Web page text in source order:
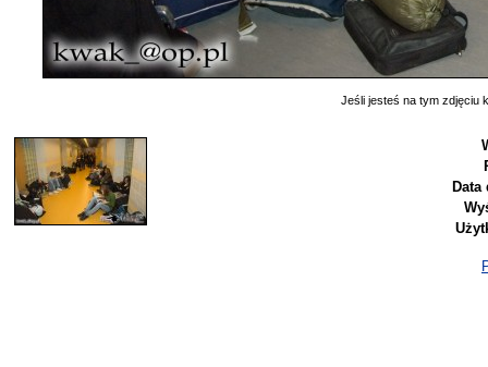
Jeśli jesteś na tym zdjęciu
Data